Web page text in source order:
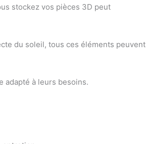
stockez vos pièces 3D peut
du soleil, tous ces éléments peuvent
adapté à leurs besoins.